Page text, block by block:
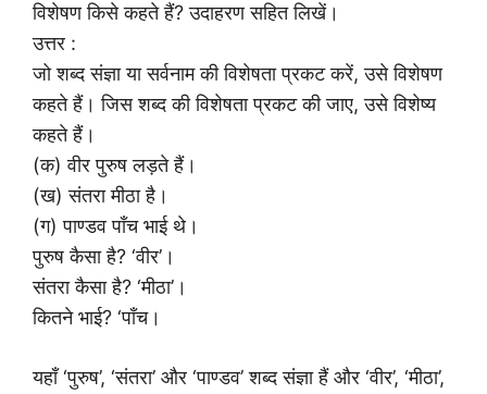
विशेषण किसे कहते हैं? उदाहरण सहित लिखें।
उत्तर :
जो शब्द संज्ञा या सर्वनाम की विशेषता प्रकट करें, उसे विशेषण
कहते हैं। जिस शब्द की विशेषता प्रकट की जाए, उसे विशेष्य
कहते हैं।
(क) वीर पुरुष लड़ते हैं।
(ख) संतरा मीठा है।
(ग) पाण्डव पाँच भाई थे।
पुरुष कैसा है? ‘वीर’।
संतरा कैसा है? ‘मीठा’।
कितने भाई? ‘पाँच।
यहाँ ‘पुरुष’, ‘संतरा’ और ‘पाण्डव’ शब्द संज्ञा हैं और ‘वीर’, ‘मीठा’,